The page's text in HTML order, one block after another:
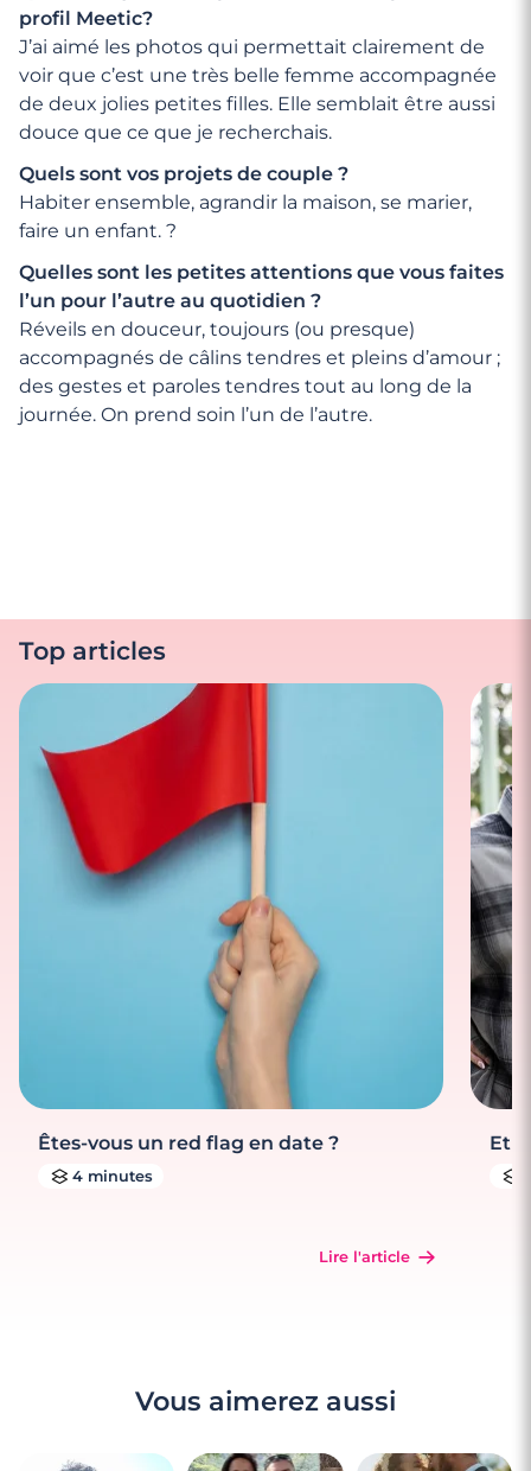
profil Meetic?
J’ai aimé les photos qui permettait clairement de
voir que c’est une très belle femme accompagnée
de deux jolies petites filles. Elle semblait être aussi
douce que ce que je recherchais.
Quels sont vos projets de couple ?
Habiter ensemble, agrandir la maison, se marier,
faire un enfant. ?
Quelles sont les petites attentions que vous faites
l’un pour l’autre au quotidien ?
Réveils en douceur, toujours (ou presque)
accompagnés de câlins tendres et pleins d’amour ;
des gestes et paroles tendres tout au long de la
journée. On prend soin l’un de l’autre.
Top articles
Êtes-vous un red flag en date ?
4 minutes
Lire l'article
Et
Vous aimerez aussi